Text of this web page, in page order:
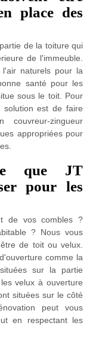
place des
de la toiture qui
de l'immeuble.
naturels pour la
santé pour les
sous le toit. Pour
est de faire
zingueur
appropriées pour
que JT
pour les
de vos combles ?
? Nous vous
de toit ou velux.
comme la
sur la partie
velux à ouverture
situées sur le côté
peut vous
en respectant les